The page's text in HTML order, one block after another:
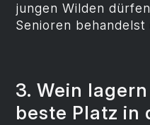
jungen Wilden
Senioren
3. Wein
beste Platz in